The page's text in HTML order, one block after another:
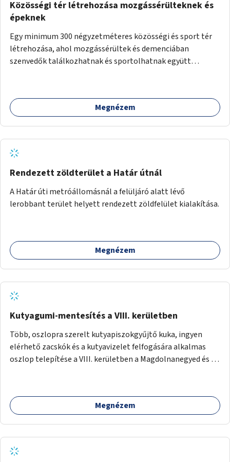
Közösségi tér létrehozása mozgássérülteknek és
épeknek
Egy minimum 300 négyzetméteres közösségi és sport tér
létrehozása, ahol mozgássérültek és demenciában
szenvedők találkozhatnak és sportolhatnak együtt
tud játszani, fontos, hogy a téren legyenek formájukban,
hangulatukban elkülönülő pontok, mezítlábas ösvények, az
Megnézem
Rendezett zöldterület a Határ útnál
A Határ úti metróállomásnál a felüljáró alatt lévő
lerobbant terület helyett rendezett zöldfelület kialakítása.
Megnézem
Kutyagumi-mentesítés a VIII. kerületben
Több, oszlopra szerelt kutyapiszokgyűjtő kuka, ingyen
elérhető zacskók és a kutyavizelet felfogására alkalmas
oszlop telepítése a VIII. kerületben a Magdolnanegyed és a
Megnézem